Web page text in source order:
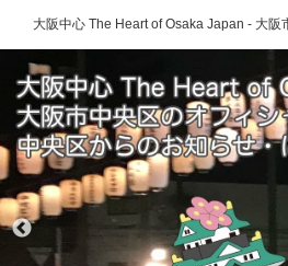
大阪中心 The Heart of Osaka Japan - 大